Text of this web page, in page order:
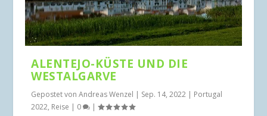
ALENTEJO-KÜSTE UND DIE
WESTALGARVE
Gepostet vonAndreas Wenzel | Sep. 14, 2022 | Portugal
2022, Reise | 0 |